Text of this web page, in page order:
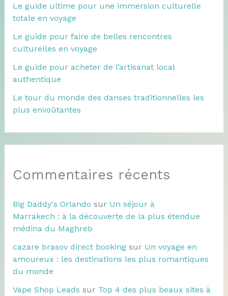
Le guide ultime pour une immersion culturelle
totale en voyage
Le guide pour faire de belles rencontres
culturelles en voyage
Le guide pour acheter de l’artisanat local
authentique
Le tour du monde des danses traditionnelles les
plus envoûtantes
Commentaires récents
Big Daddy's Orlando sur Un séjour à
Marrakech : à la découverte de la plus étendue
médina du Maghreb
cazare brasov direct bookingsur Un voyage en
amoureux : les destinations les plus romantiques
du monde
Vape Shop Leads sur Top 4 des plus beaux sites à